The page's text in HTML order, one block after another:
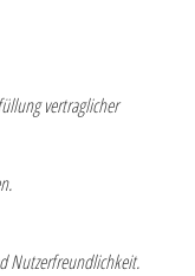
vertraglicher
Nutzerfreundlichkeit.